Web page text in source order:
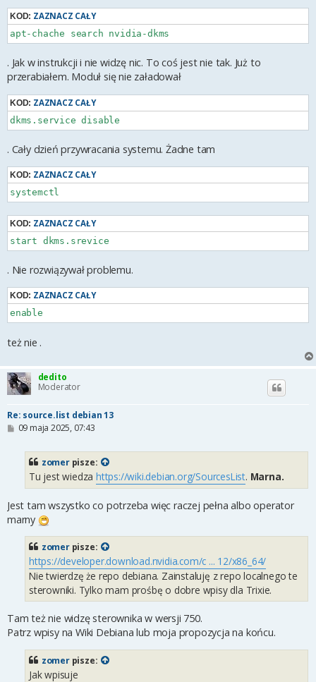
KOD: ZAZNACZ CAŁY
apt-chache search nvidia-dkms
. Jak w instrukcji i nie widzę nic. To coś jest nie tak. Już to
przerabiałem. Moduł się nie załadował
KOD: ZAZNACZ CAŁY
dkms.service disable
. Cały dzień przywracania systemu. Żadne tam
KOD: ZAZNACZ CAŁY
systemctl
KOD: ZAZNACZ CAŁY
start dkms.srevice
. Nie rozwiązywał problemu.
KOD: ZAZNACZ CAŁY
enable
też nie .
dedito
Moderator
Re: source.list debian 13
P09 maja 2025, 07:43
zomerpisze:
Tu jest wiedza https://wiki.debian.org/SourcesList. Marna.
Jest tam wszystko co potrzeba więc raczej pełna albo operator
marny
zomerpisze:
https://developer.download.nvidia.com/c ... 12/x86_64/
Nie twierdzę że repo debiana. Zainstaluję z repo localnego te
sterowniki. Tylko mam prośbę o dobre wpisy dla Trixie.
Tam też nie widzę sterownika w wersji 750.
Patrz wpisy na Wiki Debiana lub moja propozycja na końcu.
zomerpisze:
Jak wpisuje